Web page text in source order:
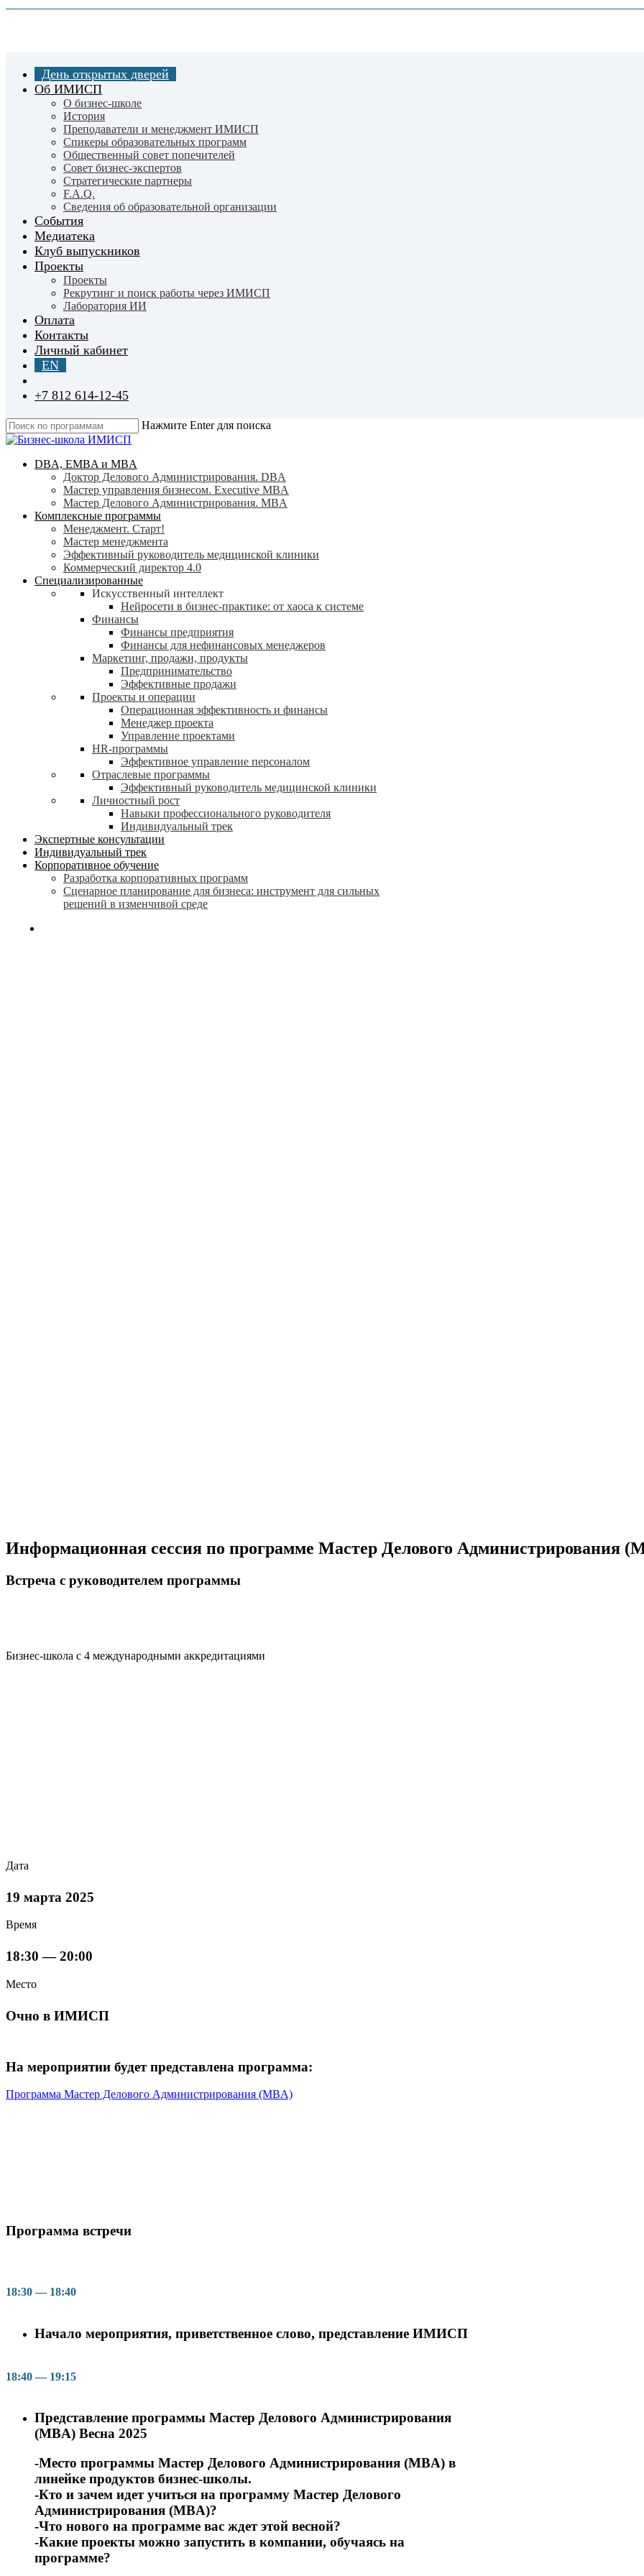
Skip
День открытых дверей
Об ИМИСП
О бизнес-школе
История
Преподаватели и менеджмент ИМИСП
Спикеры образовательных программ
Общественный совет попечителей
Совет бизнес-экспертов
Cтратегические партнеры
F.A.Q.
Сведения об образовательной организации
События
Медиатека
Клуб выпускников
Проекты
Проекты
Рекрутинг и поиск работы через ИМИСП
Лаборатория ИИ
Оплата
Контакты
Личный кабинет
EN
+7 812 614-12-45
Нажмите Enter для поиска
Close
search
Menu
DBA, EMBA и MBA
Доктор Делового Администрирования. DBA
Мастер управления бизнесом. Executive MBA
Мастер Делового Администрирования. MBA
Комплексные программы
Менеджмент. Старт!
Мастер менеджмента
Эффективный руководитель медицинской клиники
Коммерческий директор 4.0
Специализированные
Искусственный интеллект
Нейросети в бизнес-практике: от хаоса к системе
Финансы
Финансы предприятия
Финансы для нефинансовых менеджеров
Маркетинг, продажи, продукты
Предпринимательство
Эффективные продажи
Проекты и операции
Операционная эффективность и финансы
Менеджер проекта
Управление проектами
HR-программы
Эффективное управление персоналом
Отраслевые программы
Эффективный руководитель медицинской клиники
Личностный рост
Навыки профессионального руководителя
Индивидуальный трек
Экспертные консультации
Индивидуальный трек
Корпоративное обучение
Разработка корпоративных программ
Сценарное планирование для бизнеса: инструмент для сильных
решений в изменчивой среде
Информационная сессия по программе Мастер Делового Администрирования
Встреча с руководителем программы
Бизнес-школа с 4 международными аккредитациями
Дата
19 марта 2025
Время
18:30 — 20:00
Место
Очно в ИМИСП
На мероприятии будет представлена программа:
Программа Мастер Делового Администрирования (MBA)
Программа встречи
18:30 — 18:40
Начало мероприятия, приветственное слово, представление ИМИСП
18:40 — 19:15
Представление программы Мастер Делового Администрирования
(MBA) Весна 2025
-Место программы Мастер Делового Администрирования (MBA) в
линейке продуктов бизнес-школы.
-Кто и зачем идет учиться на программу Мастер Делового
Администрирования (MBA)?
-Что нового на программе вас ждет этой весной?
-Какие проекты можно запустить в компании, обучаясь на
программе?